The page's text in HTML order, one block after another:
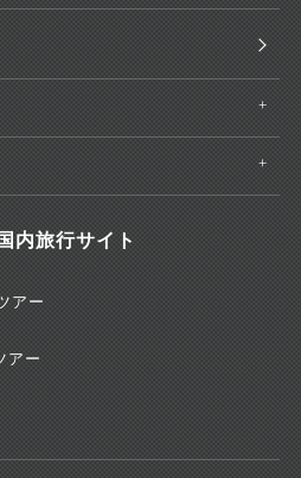
内旅行サイト
アー
アー